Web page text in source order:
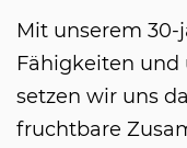
Mit unserem 30-
Fähigkeiten und
setzen wir uns
fruchtbare